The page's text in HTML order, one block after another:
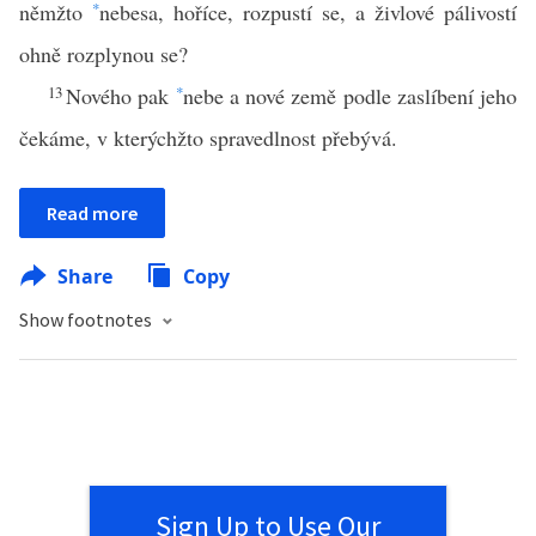
němžto *nebesa, hoříce, rozpustí se, a živlové pálivostí
ohně rozplynou se?
13Nového pak *nebe a nové země podle zaslíbení jeho
čekáme, v kterýchžto spravedlnost přebývá.
Read more
Share Copy
Show footnotes
Sign Up to Use Our